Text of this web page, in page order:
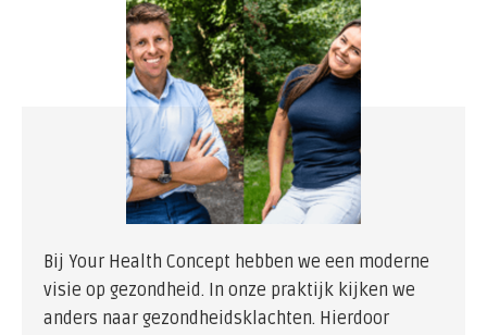
Bij Your Health Concept hebben we een moderne
visie op gezondheid. In onze praktijk kijken we
anders naar gezondheidsklachten. Hierdoor